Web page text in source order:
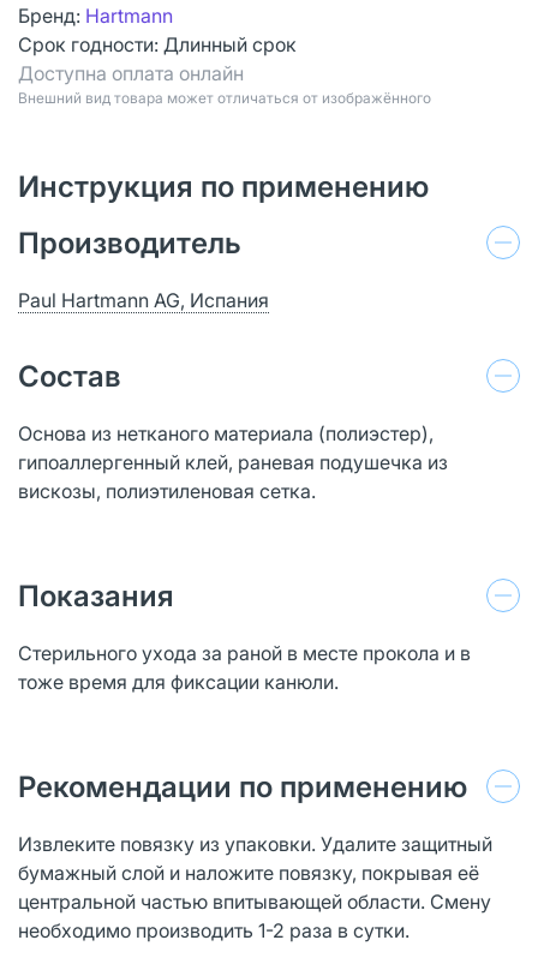
Бренд: Hartmann
Срок годности: Длинный срок
Доступна оплата онлайн
Bнешний вид товара может отличаться от изображённого
Инструкция по применению
Производитель
Paul Hartmann AG, Испания
Состав
Основа из нетканого материала (полиэстер),
гипоаллергенный клей, раневая подушечка из
вискозы, полиэтиленовая сетка.
Показания
Стерильного ухода за раной в месте прокола и в
тоже время для фиксации канюли.
Рекомендации по применению
Извлеките повязку из упаковки. Удалите защитный
бумажный слой и наложите повязку, покрывая её
центральной частью впитывающей области. Смену
необходимо производить 1-2 раза в сутки.